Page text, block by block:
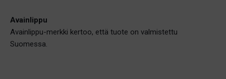
Avainlippu
Avainlippu-merkki kertoo, että tuote on valmistettu
Suomessa.